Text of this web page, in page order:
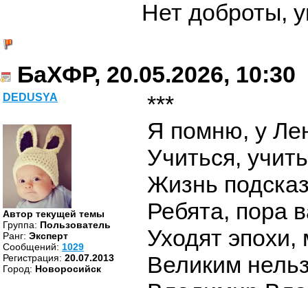
Нет доброты,
БаХФР, 20.05.2026, 10:30
DEDUSYA
Автор текущей темы
Группа: Пользователь
Ранг: Эксперт
Cообщений: 1029
Регистрация: 20.07.2013
Город: Новоросийск
***
Я помню, у
Учиться,
Жизнь
Ребята, пора
Уходят эпохи,
Великим